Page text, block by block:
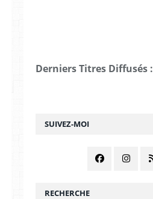
SUIVEZ-MOI
RECHERCHE
Derniers Titres Diffusés :